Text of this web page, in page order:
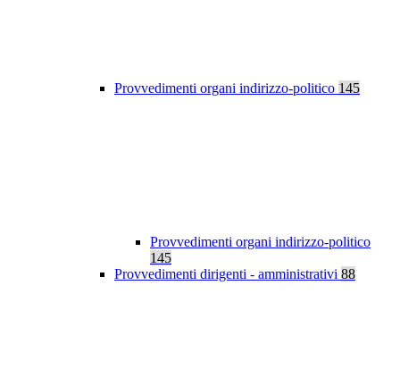
Provvedimenti organi indirizzo-politico 145
Provvedimenti organi indirizzo-politico
145
Provvedimenti dirigenti - amministrativi 88